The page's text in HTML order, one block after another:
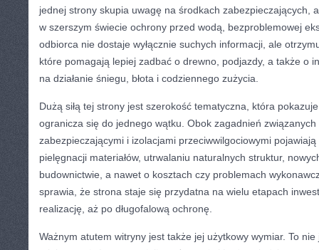
jednej strony skupia uwagę na środkach zabezpieczających,
w szerszym świecie ochrony przed wodą, bezproblemowej
odbiorca nie dostaje wyłącznie suchych informacji, ale
które pomagają lepiej zadbać o drewno, podjazdy, a także o
na działanie śniegu, błota i codziennego zużycia.
Dużą siłą tej strony jest szerokość tematyczna, która
ogranicza się do jednego wątku. Obok zagadnień związanych
zabezpieczającymi i izolacjami przeciwwilgociowymi
pielęgnacji materiałów, utrwalaniu naturalnych struktur,
budownictwie, a nawet o kosztach czy problemach
sprawia, że strona staje się przydatna na wielu etapach
realizację, aż po długofalową ochronę.
Ważnym atutem witryny jest także jej użytkowy wymiar. To